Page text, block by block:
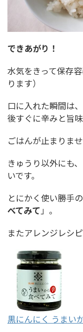
できあがり！
水気をきって保存
ります）
口に入れた瞬間は
後すぐに辛みと旨
ごはんが止まりませ
きゅうり以外にも
いです。
とにかく使い勝手
べてみて 」。
またアレンジレシ
黒にんにく うまい